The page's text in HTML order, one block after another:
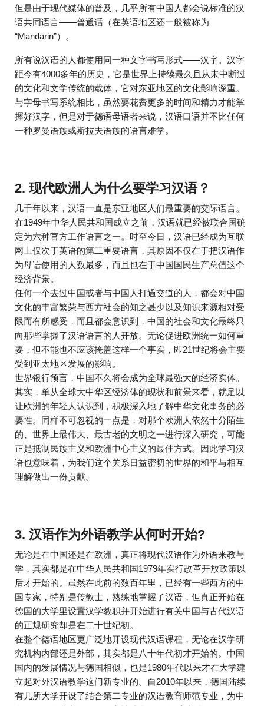
但是由于现代媒体的普及，几乎所有中国人都会说标准的汉
语共同语言——普通话（在英语地区还一般被称为
“Mandarin”）。
所有说汉语的人都使用同一种文字书写形式——汉字。汉字
距今有4000多年的历史，它是世界上持续最久且从未中断过
的文化和文学传统的载体，它对东亚地区的文化影响深重。
与字母书写系统相比，虽然要花费更多的时间和精力才能掌
握好汉字，但是对于德语母语者来说，汉语口语并不比任何
一种罗曼语族或斯拉夫语族的语言难学。
2. 现代欧洲人为什么要学习汉语？
几千年以来，汉语一直是东亚地区人们最重要的交际语言。
在1949年中华人民共和国成立之前，汉语就已经被联合国确
定为六种官方工作语言之一。时至今日，汉语已经成为互联
网上仅次于英语的第二重要语言，其原因不仅在于把汉语作
为母语使用的人数最多，而且也在于中国国民生产总值这个
经济背景。
任何一个去过中国或者与中国人打過交道的人，都会对中国
文化的丰富繁荣与西方社会的知之甚少以及知识来源相对受
限而有所感受，而且都会意识到，中国的社会和文化最终只
向那些掌握了汉语语言的人开放。无论促进欧洲统一如何重
要，但不能也不应该掩盖这样一个事实，即21世纪将会主要
受到亚太地区发展的影响。
世界银行预言，中国不久将会成为全球最强大的经济实体。
其实，单从全球大中华区经济体的现状和前景来看，就足以
让欧洲的年轻人认识到，积极深入地了解中华文化事务的必
要性。同样不可忽视的一点是，对那个欧洲人依然十分陌生
的、世界上最伟大、最古老的文明之一进行深入研究，可能
正是抵制民族主义和欧洲中心主义的最佳方式。因此学习汉
语也意味着，为我们这个关系日益密切的世界的和平与相互
理解做出一份贡献。
3. 汉语作为外语教学从何时开始?
无论是在中国还是在欧洲，真正将现代汉语作为外语来教与
学，其实都是在中华人民共和国1979年实行改革开放政策以
后才开始的。虽然在此前的数百年里，已经有一些西方的中
国专家，特别是传教士，熟练地掌握了汉语，但真正开始在
德国的大学里设置汉学教职并开始进行有关中国与古代汉语
的正规研究却是在二十世纪初。
在整个德语地区更广泛地开设现代汉语课程，无论在汉学研
究机构内部还是外部，其实都是八十年代初才开始的。中国
国内的发展情况与德国相似，也是1980年代以来才在大学建
立起对外汉语教学这门新专业的。自2010年以来，德国陆续
有几所大学开设了结合第二专业的汉语教育师范专业，为中